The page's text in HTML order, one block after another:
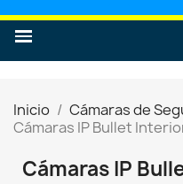
Inicio Cámaras de
Cámaras IP Bullet
Cámaras IP